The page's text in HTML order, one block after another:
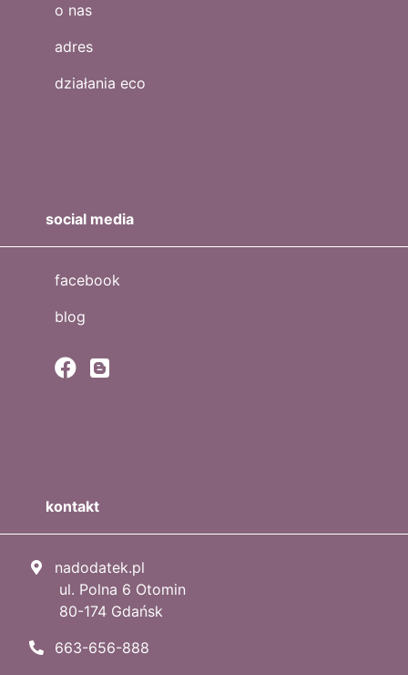
o nas
adres
działania eco
social media
facebook
blog
kontakt
nadodatek.pl
ul. Polna 6 Otomin
80-174 Gdańsk
663-656-888